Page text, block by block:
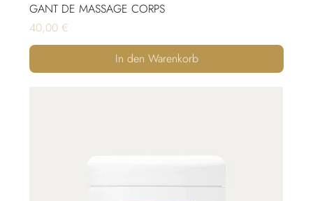
GANT DE MASSAGE CORPS
Preis
40,00 €
In den Warenkorb